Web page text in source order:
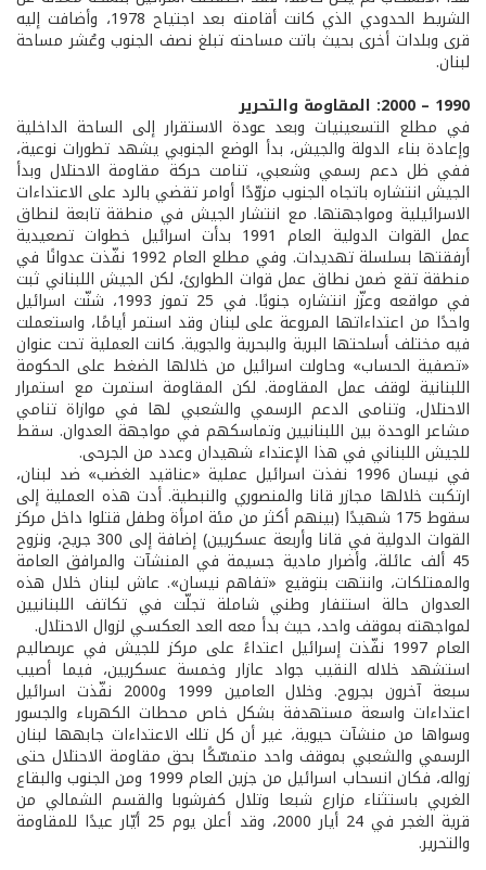
الشريط الحدودي الذي كانت أقامته بعد اجتياح 1978، وأضافت إليه
قرى وبلدات أخرى بحيث باتت مساحته تبلغ نصف الجنوب وعُشر مساحة
لبنان.
1990 – 2000: المقاومة والتحرير
في مطلع التسعينيات وبعد عودة الاستقرار إلى الساحة الداخلية
وإعادة بناء الدولة والجيش، بدأ الوضع الجنوبي يشهد تطورات نوعية،
ففي ظل دعم رسمي وشعبي، تنامت حركة مقاومة الاحتلال وبدأ
الجيش انتشاره باتجاه الجنوب مزوّدًا أوامر تقضي بالرد على الاعتداءات
الاسرائيلية ومواجهتها. مع انتشار الجيش في منطقة تابعة لنطاق
عمل القوات الدولية العام 1991 بدأت اسرائيل خطوات تصعيدية
أرفقتها بسلسلة تهديدات. وفي مطلع العام 1992 نفّذت عدوانًا في
منطقة تقع ضمن نطاق عمل قوات الطوارئ، لكن الجيش اللبناني ثبت
في مواقعه وعزّز انتشاره جنوبًا. في 25 تموز 1993، شنّت اسرائيل
واحدًا من اعتداءاتها المروعة على لبنان وقد استمر أيامًا، واستعملت
فيه مختلف أسلحتها البرية والبحرية والجوية. كانت العملية تحت عنوان
«تصفية الحساب» وحاولت اسرائيل من خلالها الضغط على الحكومة
اللبنانية لوقف عمل المقاومة. لكن المقاومة استمرت مع استمرار
الاحتلال، وتنامى الدعم الرسمي والشعبي لها في موازاة تنامي
مشاعر الوحدة بين اللبنانيين وتماسكهم في مواجهة العدوان. سقط
للجيش اللبناني في هذا الإعتداء شهيدان وعدد من الجرحى.
في نيسان 1996 نفذت اسرائيل عملية «عناقيد الغضب» ضد لبنان،
ارتكبت خلالها مجازر قانا والمنصوري والنبطية. أدت هذه العملية إلى
سقوط 175 شهيدًا (بينهم أكثر من مئة امرأة وطفل قتلوا داخل مركز
القوات الدولية في قانا وأربعة عسكريين) إضافة إلى 300 جريح، ونزوح
45 ألف عائلة، وأضرار مادية جسيمة في المنشآت والمرافق العامة
والممتلكات، وانتهت بتوقيع «تفاهم نيسان». عاش لبنان خلال هذه
العدوان حالة استنفار وطني شاملة تجلّت في تكاتف اللبنانيين
لمواجهته بموقف واحد، حيث بدأ معه العد العكسـي لزوال الاحتلال.
العام 1997 نفّذت إسرائيل اعتداءً على مركز للجيش في عربصاليم
استشهد خلاله النقيب جواد عازار وخمسة عسكريين، فيما أصيب
سبعة آخرون بجروح. وخلال العامين 1999 و2000 نفّذت اسرائيل
اعتداءات واسعة مستهدفة بشكل خاص محطات الكهرباء والجسور
وسواها من منشآت حيوية، غير أن كل تلك الاعتداءات جابهها لبنان
الرسمي والشعبي بموقف واحد متمسّكًا بحق مقاومة الاحتلال حتى
زواله، فكان انسحاب اسرائيل من جزين العام 1999 ومن الجنوب والبقاع
الغربي باستثناء مزارع شبعا وتلال كفرشوبا والقسم الشمالي من
قرية الغجر في 24 أيار 2000، وقد أعلن يوم 25 أيّار عيدًا للمقاومة
والتحرير.